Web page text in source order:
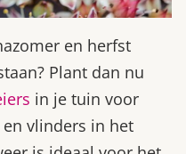
en herfst
Plant dan nu
in je tuin voor
vlinders in het